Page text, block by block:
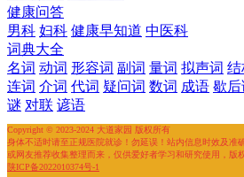
健康问答
男科 妇科 健康早知道 中医科
词典大全
名词 动词 形容词 副词 量词 拟声词 结
连词 介词 代词 疑问词 数词 成语 歇后
谜 对联 谚语
Copyright © 2023-2024 大道家园 版权所有
身体不适时请至正规医院就诊！勿延误！站内信息时效及准
或网友推荐收集整理而来，仅供爱好者学习和研究使用，版
陕ICP备2022010374号-1